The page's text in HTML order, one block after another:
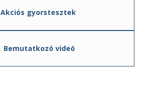
Akciós gyorstesztek
Bemutatkozó videó